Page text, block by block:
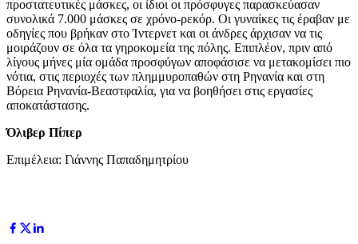
προστατευτικές μάσκες, οι ίδιοι οι πρόσφυγες παρασκεύασαν
συνολικά 7.000 μάσκες σε χρόνο-ρεκόρ. Οι γυναίκες τις έραβαν με
οδηγίες που βρήκαν στο Ίντερνετ και οι άνδρες άρχισαν να τις
μοιράζουν σε όλα τα γηροκομεία της πόλης. Επιπλέον, πριν από
λίγους μήνες μία ομάδα προσφύγων αποφάσισε να μετακομίσει πιο
νότια, στις περιοχές των πλημμυροπαθών στη Ρηνανία και στη
Βόρεια Ρηνανία-Βεαστφαλία, για να βοηθήσει στις εργασίες
αποκατάστασης.
Όλιβερ Πίπερ
Επιμέλεια: Γιάννης Παπαδημητρίου